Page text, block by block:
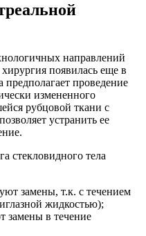
направлений
появилась еще в
проведение
измененного
рубцовой ткани с
устранить ее
стекловидного тела
замены, т.к. с течением
жидкостью);
замены в течение